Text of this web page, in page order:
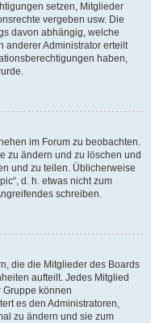
setzen, Mitglieder
vergeben usw. Die
davon abhängig, welche
anderer Administrator erteilt
haben,
im Forum zu beobachten.
zu ändern und zu löschen und
und zu teilen. Üblicherweise
d. h. etwas nicht zum
schreiben.
die die Mitglieder des Boards
aufteilt. Jedes Mitglied
können
es den Administratoren,
zu ändern und sie zum